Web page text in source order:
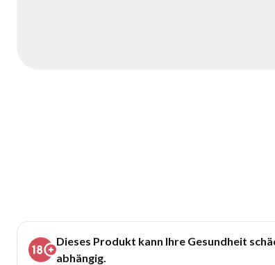
Dieses Produkt kann Ihre Gesundheit
abhängig.